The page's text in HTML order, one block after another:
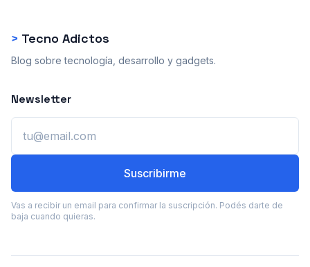
> Tecno Adictos
Blog sobre tecnología, desarrollo y gadgets.
Newsletter
Suscribirme
Vas a recibir un email para confirmar la suscripción. Podés darte de
baja cuando quieras.